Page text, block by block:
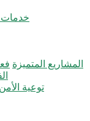
خدمات
المشاريع المتميزة
توعية